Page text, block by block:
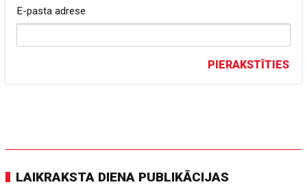
E-pasta adrese
PIERAKSTĪTIES
LAIKRAKSTA DIENA PUBLIKĀCIJAS